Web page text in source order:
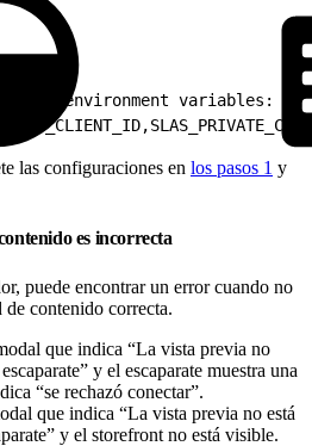
environment variables:
las configuraciones en los pasos 1 y
es incorrecta
puede encontrar un error cuando no
contenido correcta.
que indica “La vista previa no
y el escaparate muestra una
“se rechazó conectar”.
que indica “La vista previa no está
y el storefront no está visible.